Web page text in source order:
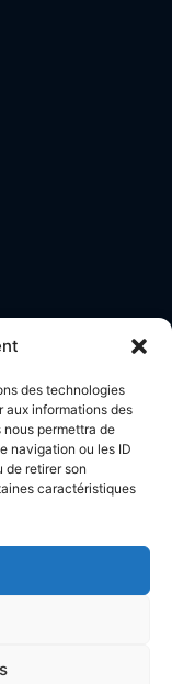
des technologies
informations des
permettra de
navigation ou les ID
de retirer son
caractéristiques